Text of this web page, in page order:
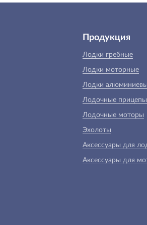
Продукция
Лодки гребные
Лодки моторные
Лодки
Лодочные прицепы
Лодочные моторы
Эхолоты
Аксессуары для
Аксессуары для